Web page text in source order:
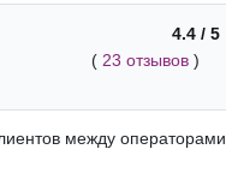
4.4 / 5
( 23 отзывов)
между операторами